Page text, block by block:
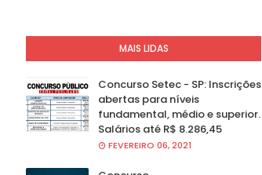
MAIS LIDAS
Concurso Setec - SP: Inscrições
abertas para níveis
fundamental, médio e superior.
Salários até R$ 8.286,45
FEVEREIRO 06, 2021